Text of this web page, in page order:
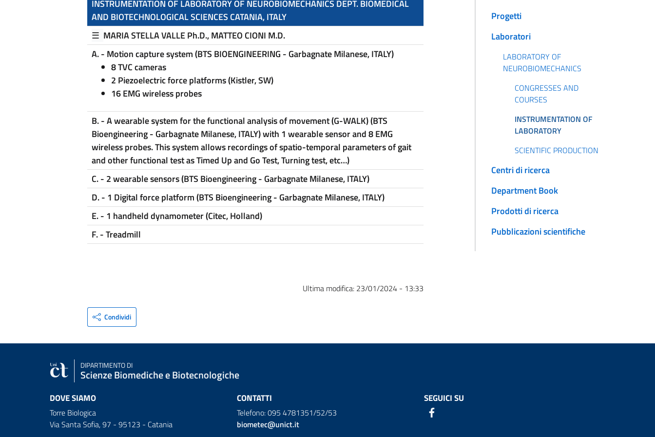
INSTRUMENTATION OF LABORATORY OF NEUROBIOMECHANICS DEPT. BIOMEDICAL
AND BIOTECHNOLOGICAL SCIENCES CATANIA, ITALY
☰ MARIA STELLA VALLE Ph.D., MATTEO CIONI M.D.
A. - Motion capture system (BTS BIOENGINEERING - Garbagnate Milanese, ITALY)
8 TVC cameras
2 Piezoelectric force platforms (Kistler, SW)
16 EMG wireless probes
B. - A wearable system for the functional analysis of movement (G-WALK) (BTS
Bioengineering - Garbagnate Milanese, ITALY) with 1 wearable sensor and 8 EMG
wireless probes. This system allows recordings of spatio-temporal parameters of gait
and other functional test as Timed Up and Go Test, Turning test, etc…)
C. - 2 wearable sensors (BTS Bioengineering - Garbagnate Milanese, ITALY)
D. - 1 Digital force platform (BTS Bioengineering - Garbagnate Milanese, ITALY)
E. - 1 handheld dynamometer (Citec, Holland)
F. - Treadmill
Ultima modifica: 23/01/2024 - 13:33
Condividi
Progetti
Laboratori
LABORATORY OF
NEUROBIOMECHANICS
CONGRESSES AND
COURSES
INSTRUMENTATION OF
LABORATORY
SCIENTIFIC PRODUCTION
Centri di ricerca
Department Book
Prodotti di ricerca
Pubblicazioni scientifiche
DIPARTIMENTO DI
Scienze Biomediche e Biotecnologiche
DOVE SIAMO
Torre Biologica
Via Santa Sofia, 97 - 95123 - Catania
CONTATTI
Telefono: 095 4781351/52/53
biometec@unict.it
SEGUICI SU